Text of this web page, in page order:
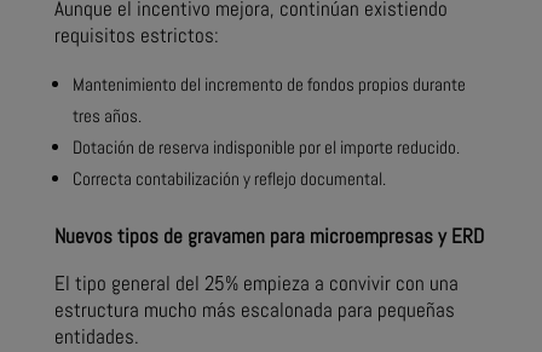
Aunque el incentivo mejora, continúan existiendo
requisitos estrictos:
Mantenimiento del incremento de fondos propios durante
tres años.
Dotación de reserva indisponible por el importe reducido.
Correcta contabilización y reflejo documental.
Nuevos tipos de gravamen para microempresas y ERD
El tipo general del 25% empieza a convivir con una
estructura mucho más escalonada para pequeñas
entidades.